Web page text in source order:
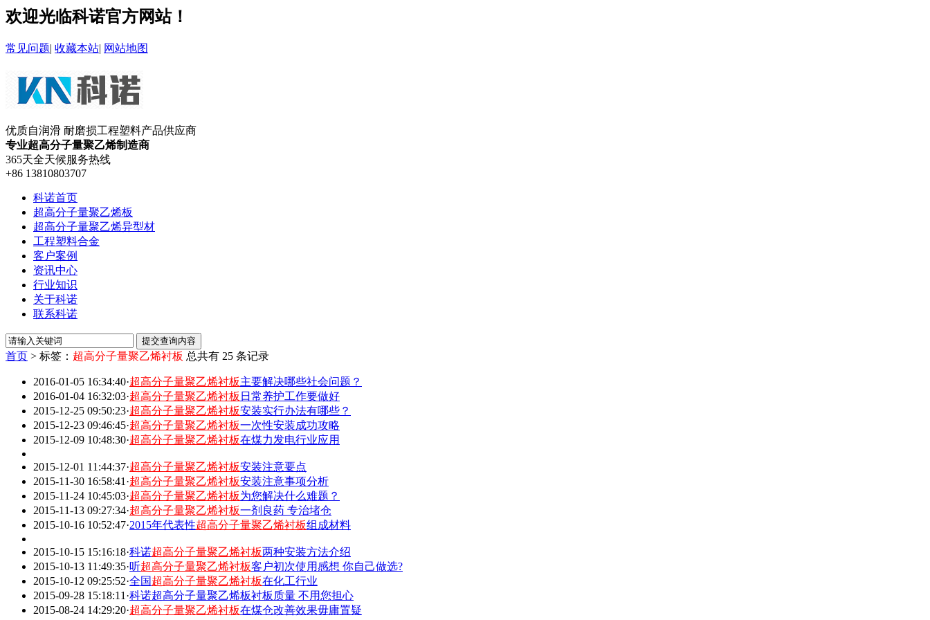
欢迎光临科诺官方网站！
常见问题| 收藏本站| 网站地图
优质自润滑 耐磨损工程塑料产品供应商
专业超高分子量聚乙烯制造商
365天全天候服务热线
+86 13810803707
科诺首页
超高分子量聚乙烯板
超高分子量聚乙烯异型材
工程塑料合金
客户案例
资讯中心
行业知识
关于科诺
联系科诺
首页 > 标签： 超高分子量聚乙烯衬板 总共有 25 条记录
2016-01-05 16:34:40·超高分子量聚乙烯衬板主要解决哪些社会问题？
2016-01-04 16:32:03·超高分子量聚乙烯衬板 日常养护工作要做好
2015-12-25 09:50:23·超高分子量聚乙烯衬板安装实行办法有哪些？
2015-12-23 09:46:45·超高分子量聚乙烯衬板一次性安装成功攻略
2015-12-09 10:48:30·超高分子量聚乙烯衬板在煤力发电行业应用
2015-12-01 11:44:37·超高分子量聚乙烯衬板安装注意要点
2015-11-30 16:58:41 ·超高分子量聚乙烯衬板安装注意事项分析
2015-11-24 10:45:03·超高分子量聚乙烯衬板为您解决什么难题？
2015-11-13 09:27:34·超高分子量聚乙烯衬板一剂良药 专治堵仓
2015-10-16 10:52:47·2015年代表性超高分子量聚乙烯衬板组成材料
2015-10-15 15:16:18·科诺超高分子量聚乙烯衬板两种安装方法介绍
2015-10-13 11:49:35·听超高分子量聚乙烯衬板客户初次使用感想 你自己做选?
2015-10-12 09:25:52·全国超高分子量聚乙烯衬板在化工行业
2015-09-28 15:18:11 ·科诺超高分子量聚乙烯板衬板质量 不用您担心
2015-08-24 14:29:20·超高分子量聚乙烯衬板在煤仓改善效果毋庸置疑